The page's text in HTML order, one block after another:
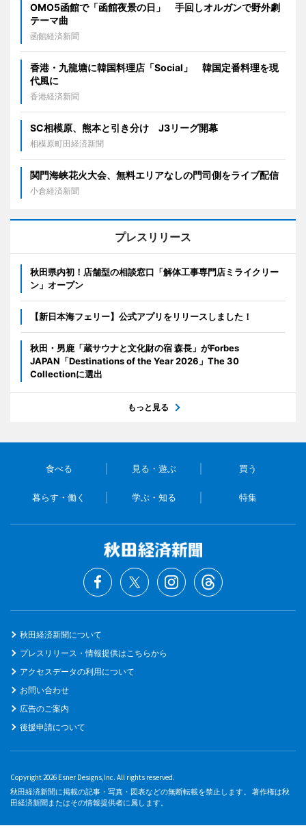
OMO5函館で「函館夜景の日」 手回しオルガンで野外劇
テーマ曲
函館経済新聞
香港・九龍塘に韓国料理店「Social」 韓国定番料理を現
代風に
香港経済新聞
SC相模原、熊本と引き分け J3リーグ開幕
相模原町田経済新聞
関門海峡花火大会、無料エリアなしの門司側をライブ配信
小倉経済新聞
プレスリリース
秋田県内初！店舗型の相談窓口「解体工事専門店ミライクリー
ン」オープン
【新日本海フェリー】公式アプリをリリースしました！
秋田・男鹿「蔵サウナと文化財の宿 森長」がForbes
JAPAN「Destinations of the Year 2026」The 30
Collectionに選出
もっと見る
食べる 見る・遊ぶ 買う
暮らす・働く 学ぶ・知る 特集
秋田経済新聞について
プレスリリース・情報提供はこちらから
アクセスデータの利用について
お問い合わせ
広告のご案内
後援申請について
Copyright 2026 Esner Designs,Inc. All rights reserved.
秋田経済新聞に掲載の記事・写真・図表などの無断転載を禁止します。 著作権は秋
田経済新聞またはその情報提供者に属します。